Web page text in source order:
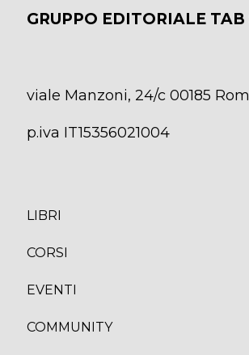
GRUPPO EDITORIALE TAB
viale Manzoni, 24/c 00185
p.iva IT15356021004
LIBRI
CORSI
EVENTI
COMMUNITY